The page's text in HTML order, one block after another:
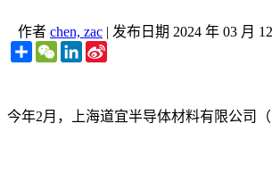
作者 chen, zac | 发布日期 2024 年 03 月
ShareWeChatLinkedIn
今年2月，上海道宜半导体材料有限公司